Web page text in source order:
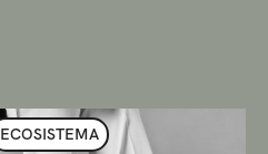
ECOSISTEMA